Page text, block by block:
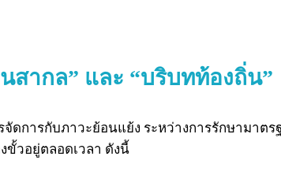
สากล” และ “บริบทท้องถิ่น”
จัดการกับภาวะย้อนแย้ง ระหว่างการรักษามาต
ขั้วอยู่ตลอดเวลา ดังนี้